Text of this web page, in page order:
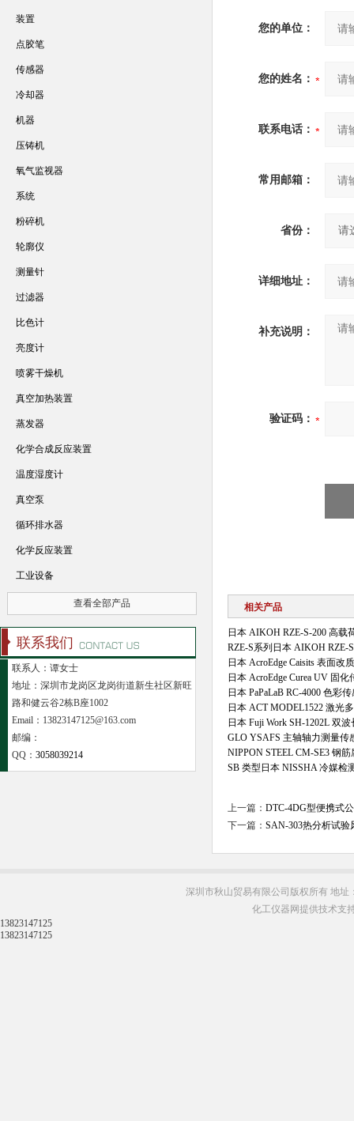
您的单位：
您的姓名：
联系电话：
常用邮箱：
省份：
详细地址：
补充说明：
验证码：
相关产品
日本 AIKOH RZE‑S‑200 高载
RZE‑S系列日本 AIKOH
日本 AcroEdge Caisits 表面改
日本 AcroEdge Curea UV 固化
日本 PaPaLaB RC‑4000 色彩
日本 ACT MODEL1522 激光
日本 Fuji Work SH-1202L 双
GLO YSAFS 主轴轴力测量传
NIPPON STEEL CM-SE3 钢
SB 类型日本 NISSHA 冷媒检
上一篇： DTC-4DG型便携式
下一篇： SAN-303热分析试
装置
点胶笔
传感器
冷却器
机器
压铸机
氧气监视器
系统
粉碎机
轮廓仪
测量针
过滤器
比色计
亮度计
喷雾干燥机
真空加热装置
蒸发器
化学合成反应装置
温度湿度计
真空泵
循环排水器
化学反应装置
工业设备
查看全部产品
联系我们
联系人：谭女士
地址：深圳市龙岗区龙岗街道新生社区新旺
路和健云谷2栋B座1002
Email：13823147125@163.com
邮编：
QQ： 3058039214
深圳市秋山贸易有限公司版权所有 地址
化工仪器网提供技术支
13823147125
13823147125